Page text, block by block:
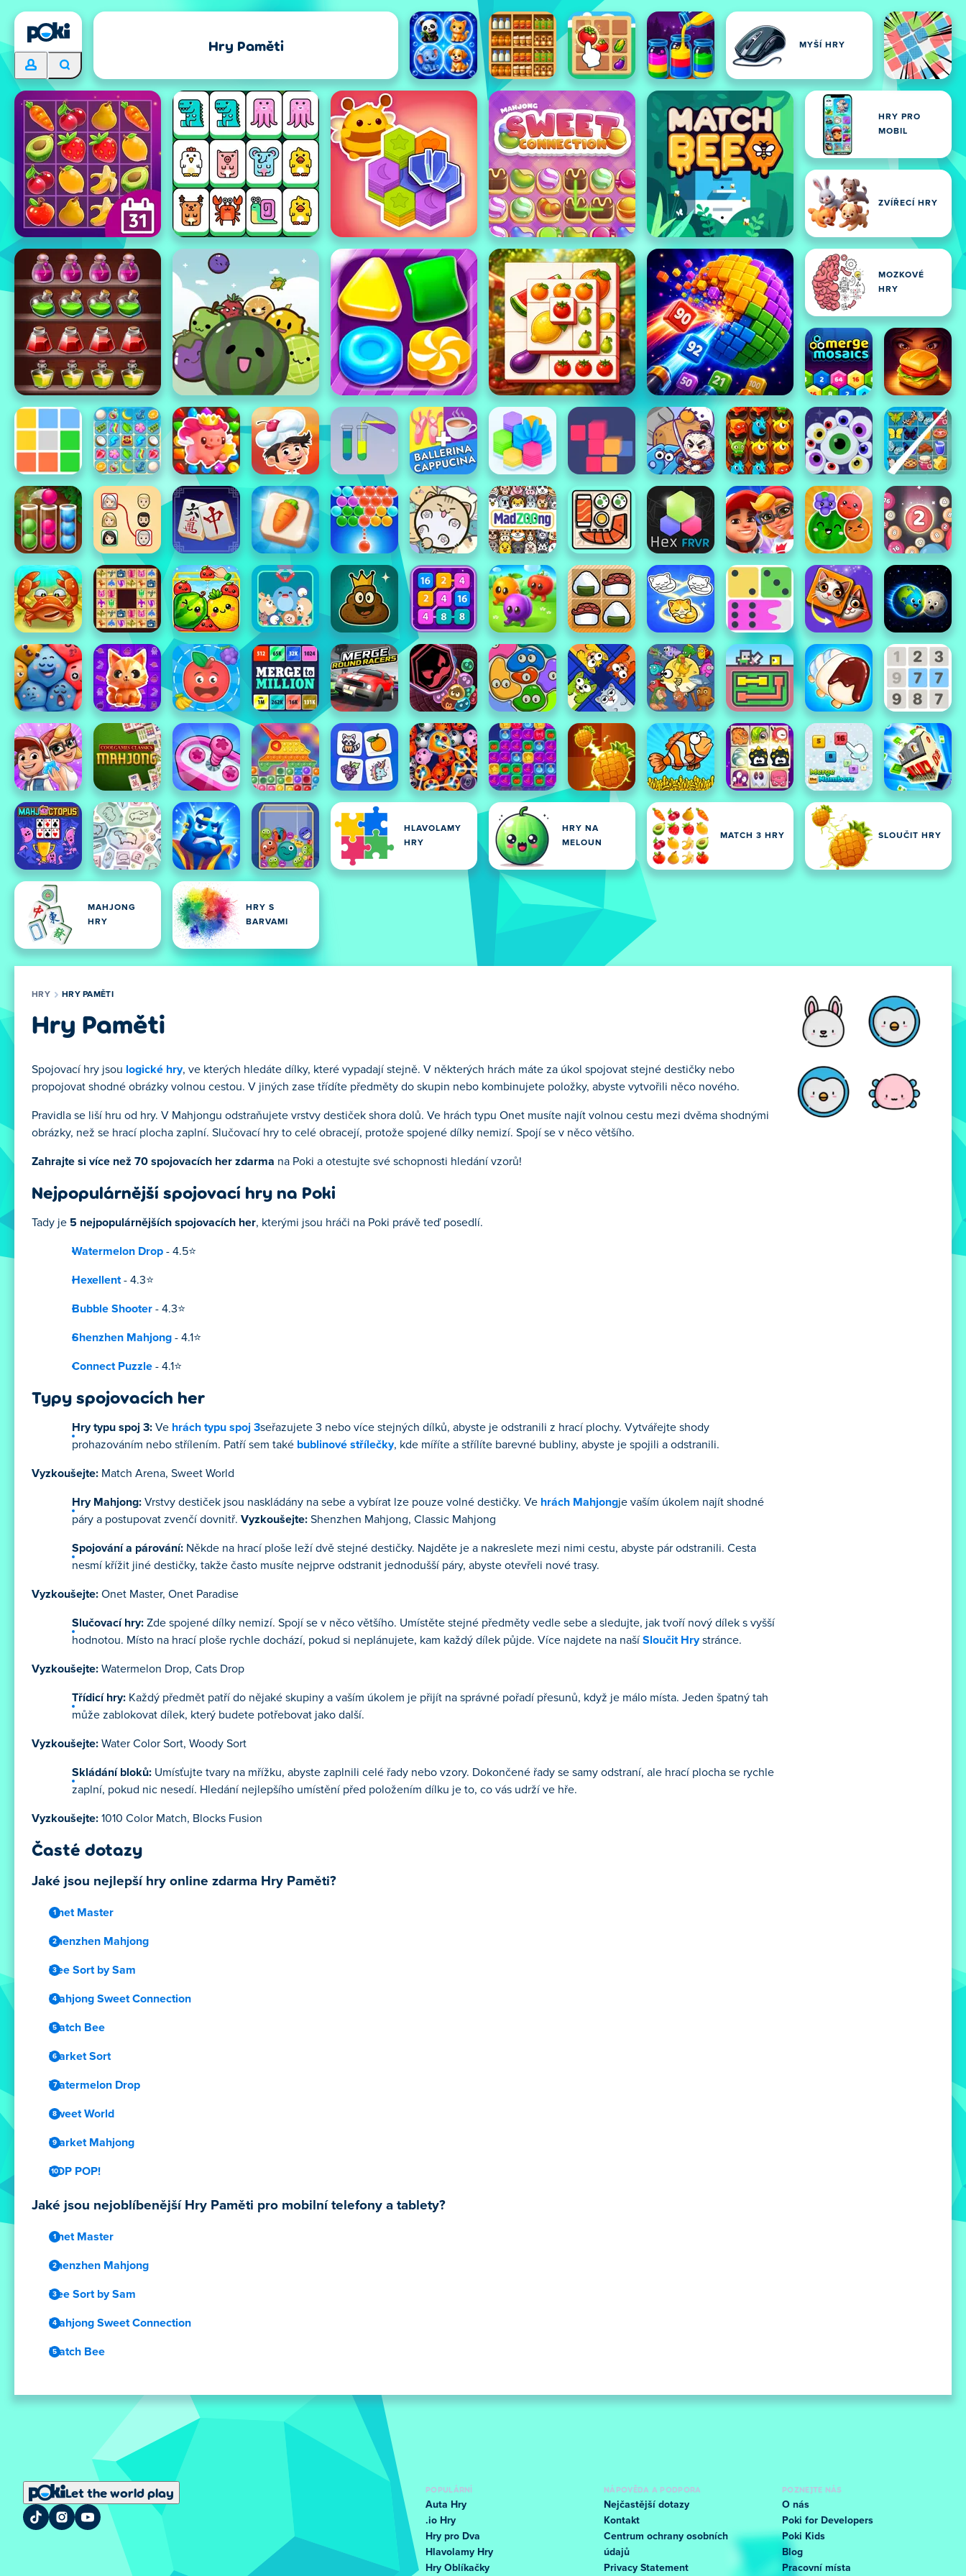
Hry Paměti MYŠÍ HRY
HRY PRO
MOBIL
ZVÍŘECÍ HRY
MOZKOVÉ
HRY
HLAVOLAMY
HRY
HRY NA
MELOUN
MATCH 3 HRY SLOUČIT HRY
MAHJONG
HRY
HRY S
BARVAMI
HRY HRY PAMĚTI
Hry Paměti
Spojovací hry jsou logické hry, ve kterých hledáte dílky, které vypadají stejně. V některých hrách máte za úkol spojovat stejné destičky nebo
propojovat shodné obrázky volnou cestou. V jiných zase třídíte předměty do skupin nebo kombinujete položky, abyste vytvořili něco nového.
Pravidla se liší hru od hry. V Mahjongu odstraňujete vrstvy destiček shora dolů. Ve hrách typu Onet musíte najít volnou cestu mezi dvěma shodnými
obrázky, než se hrací plocha zaplní. Slučovací hry to celé obracejí, protože spojené dílky nemizí. Spojí se v něco většího.
Zahrajte si více než 70 spojovacích her zdarma na Poki a otestujte své schopnosti hledání vzorů!
Nejpopulárnější spojovací hry na Poki
Tady je 5 nejpopulárnějších spojovacích her, kterými jsou hráči na Poki právě teď posedlí.
Watermelon Drop - 4.5⭐
Hexellent - 4.3⭐
Bubble Shooter - 4.3⭐
Shenzhen Mahjong - 4.1⭐
Connect Puzzle - 4.1⭐
Typy spojovacích her
Hry typu spoj 3: Ve hrách typu spoj 3seřazujete 3 nebo více stejných dílků, abyste je odstranili z hrací plochy. Vytvářejte shody
prohazováním nebo střílením. Patří sem také bublinové střílečky, kde míříte a střílíte barevné bubliny, abyste je spojili a odstranili.
Vyzkoušejte: Match Arena, Sweet World
Hry Mahjong: Vrstvy destiček jsou naskládány na sebe a vybírat lze pouze volné destičky. Ve hrách Mahjongje vaším úkolem najít shodné
páry a postupovat zvenčí dovnitř. Vyzkoušejte: Shenzhen Mahjong, Classic Mahjong
Spojování a párování: Někde na hrací ploše leží dvě stejné destičky. Najděte je a nakreslete mezi nimi cestu, abyste pár odstranili. Cesta
nesmí křížit jiné destičky, takže často musíte nejprve odstranit jednodušší páry, abyste otevřeli nové trasy.
Vyzkoušejte: Onet Master, Onet Paradise
Slučovací hry: Zde spojené dílky nemizí. Spojí se v něco většího. Umístěte stejné předměty vedle sebe a sledujte, jak tvoří nový dílek s vyšší
hodnotou. Místo na hrací ploše rychle dochází, pokud si neplánujete, kam každý dílek půjde. Více najdete na naší Sloučit Hrystránce.
Vyzkoušejte: Watermelon Drop, Cats Drop
Třídicí hry: Každý předmět patří do nějaké skupiny a vaším úkolem je přijít na správné pořadí přesunů, když je málo místa. Jeden špatný tah
může zablokovat dílek, který budete potřebovat jako další.
Vyzkoušejte: Water Color Sort, Woody Sort
Skládání bloků: Umísťujte tvary na mřížku, abyste zaplnili celé řady nebo vzory. Dokončené řady se samy odstraní, ale hrací plocha se rychle
zaplní, pokud nic nesedí. Hledání nejlepšího umístění před položením dílku je to, co vás udrží ve hře.
Vyzkoušejte: 1010 Color Match, Blocks Fusion
Časté dotazy
Jaké jsou nejlepší hry online zdarma Hry Paměti?
Onet Master
Shenzhen Mahjong
Bee Sort by Sam
Mahjong Sweet Connection
Match Bee
Market Sort
Watermelon Drop
Sweet World
Market Mahjong
POP POP!
Jaké jsou nejoblíbenější Hry Paměti pro mobilní telefony a tablety?
Onet Master
Shenzhen Mahjong
Bee Sort by Sam
Mahjong Sweet Connection
Match Bee
Let the world play
POPULÁRNÍ
Auta Hry
.io Hry
Hry pro Dva
Hlavolamy Hry
Hry Oblíkačky
NÁPOVĚDA A PODPORA
Nejčastější dotazy
Kontakt
Centrum ochrany osobních
údajů
Privacy Statement
POZNEJTE NÁS
O nás
Poki for Developers
Poki Kids
Blog
Pracovní místa